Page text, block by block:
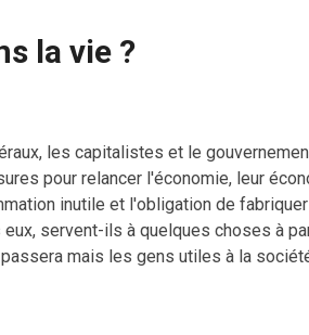
la vie ?
les capitalistes et le
pour relancer l'économie, leur
inutile et l'obligation de
servent-ils à quelques choses à
mais les gens utiles à la